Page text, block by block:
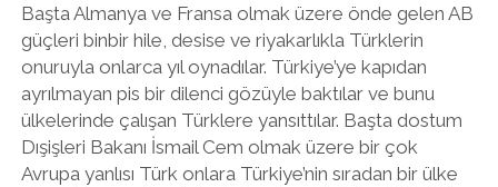
Başta Almanya ve Fransa olmak üzere önde gelen AB
güçleri binbir hile, desise ve riyakarlıkla Türklerin
onuruyla onlarca yıl oynadılar. Türkiye’ye kapıdan
ayrılmayan pis bir dilenci gözüyle baktılar ve bunu
ülkelerinde çalışan Türklere yansıttılar. Başta dostum
Dışişleri Bakanı İsmail Cem olmak üzere bir çok
Avrupa yanlısı Türk onlara Türkiye’nin sıradan bir ülke